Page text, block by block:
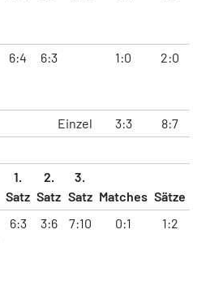
6:4 6:3 1:0 2:0
Einzel 3:3 8:7
1.
Satz
2.
Satz
3.
Satz Matches Sätze
6:3 3:6 7:10 0:1 1:2